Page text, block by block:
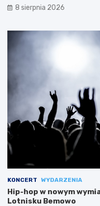
8 sierpnia 2026
KONCERT WYDARZENIA
Hip-hop w nowym
Lotnisku Bemowo